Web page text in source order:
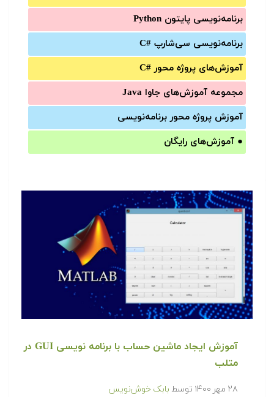
برنامه‌نویسی پایتون Python
برنامه‌‌نویسی سی‌شارپ C#‎
آموزش‌های پروژه محور #C
مجموعه آموزش‌های جاوا Java
آموزش‌ پروژه محور برنامه‌نویسی
● آموزش‌های رایگان
آموزش ایجاد ماشین حساب با برنامه نویسی GUI در
متلب
۲۸ مهر ۱۴۰۰ توسط بابک خوش‌نویس